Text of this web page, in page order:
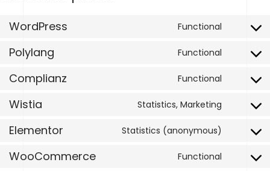
WordPress Functional
Consent
Polylang Functional
Consent
polylang
Complianz Functional
Consent
Wistia Statistics, Marketing
Consent
Elementor Statistics (anonymous)
Consent
WooCommerce Functional
Consent